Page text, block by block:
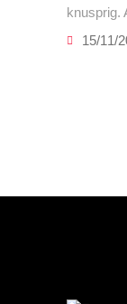
knusprig.
15/11/